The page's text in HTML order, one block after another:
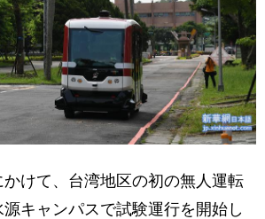
かけて、台湾地区の初の無人運転
キャンパスで試験運行を開始し